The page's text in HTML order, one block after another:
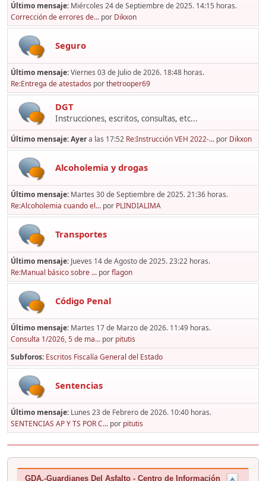
Último mensaje: Miércoles 24 de Septiembre de 2025. 14:15 horas.
Corrección de errores de... por Dikxon
Seguro
Último mensaje:Viernes 03 de Julio de 2026. 18:48 horas.
Re:Entrega de atestados porthetrooper69
DGT
Instrucciones, escritos, consultas, etc...
Último mensaje:Ayera las 17:52 Re:Instrucción VEH 2022-... por Dikxon
Alcoholemia y drogas
Último mensaje: Martes 30 de Septiembre de 2025. 21:36 horas.
Re:Alcoholemia cuando el... por PLINDIALIMA
Transportes
Último mensaje: Jueves 14 de Agosto de 2025. 23:22 horas.
Re:Manual básico sobre ... porflagon
Código Penal
Último mensaje: Martes 17 de Marzo de 2026. 11:49 horas.
Consulta 1/2026, 5 de ma... por pitutis
Subforos Escritos Fiscalía General del Estado
Sentencias
Último mensaje: Lunes 23 de Febrero de 2026. 10:40 horas.
SENTENCIAS AP Y TS POR C... por pitutis
GDA.-Guardianes Del Asfalto - Centro de Información